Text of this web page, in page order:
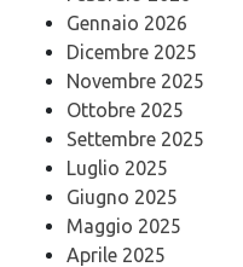
Gennaio 2026
Dicembre 2025
Novembre 2025
Ottobre 2025
Settembre 2025
Luglio 2025
Giugno 2025
Maggio 2025
Aprile 2025